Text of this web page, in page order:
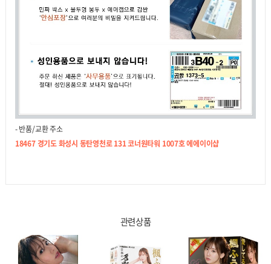
- 반품/교환 주소
18467 경기도 화성시 동탄영천로 131 코너원타워 1007호 에에이이샵
관련상품